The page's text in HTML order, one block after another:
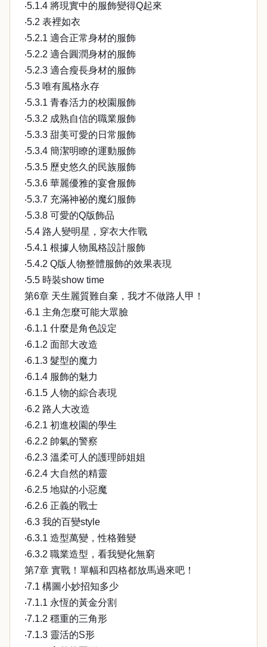
‧5.1.4 將現實中的服飾變得Q起來
‧5.2 表裡如衣
‧5.2.1 適合正常身材的服飾
‧5.2.2 適合圓潤身材的服飾
‧5.2.3 適合瘦長身材的服飾
‧5.3 唯有風格永存
‧5.3.1 青春活力的校園服飾
‧5.3.2 成熟自信的職業服飾
‧5.3.3 甜美可愛的日常服飾
‧5.3.4 簡潔明瞭的運動服飾
‧5.3.5 歷史悠久的民族服飾
‧5.3.6 華麗優雅的宴會服飾
‧5.3.7 充滿神祕的魔幻服飾
‧5.3.8 可愛的Q版飾品
‧5.4 路人變明星，穿衣大作戰
‧5.4.1 根據人物風格設計服飾
‧5.4.2 Q版人物整體服飾的效果表現
‧5.5 時裝show time
第6章 天生麗質難自棄，我才不做路人甲！
‧6.1 主角怎麼可能大眾臉
‧6.1.1 什麼是角色設定
‧6.1.2 面部大改造
‧6.1.3 髮型的魔力
‧6.1.4 服飾的魅力
‧6.1.5 人物的綜合表現
‧6.2 路人大改造
‧6.2.1 初進校園的學生
‧6.2.2 帥氣的警察
‧6.2.3 溫柔可人的護理師姐姐
‧6.2.4 大自然的精靈
‧6.2.5 地獄的小惡魔
‧6.2.6 正義的戰士
‧6.3 我的百變style
‧6.3.1 造型萬變，性格難變
‧6.3.2 職業造型，看我變化無窮
第7章 實戰！單幅和四格都放馬過來吧！
‧7.1 構圖小妙招知多少
‧7.1.1 永恆的黃金分割
‧7.1.2 穩重的三角形
‧7.1.3 靈活的S形